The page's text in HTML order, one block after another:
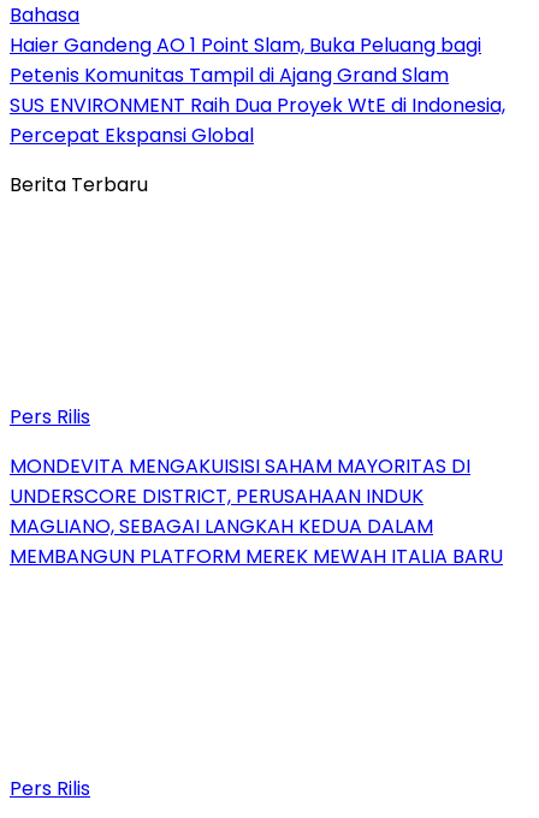
Bahasa
Haier Gandeng AO 1 Point Slam, Buka Peluang bagi
Petenis Komunitas Tampil di Ajang Grand Slam
SUS ENVIRONMENT Raih Dua Proyek WtE di Indonesia,
Percepat Ekspansi Global
Berita Terbaru
Pers Rilis
MONDEVITA MENGAKUISISI SAHAM MAYORITAS DI
UNDERSCORE DISTRICT, PERUSAHAAN INDUK
MAGLIANO, SEBAGAI LANGKAH KEDUA DALAM
MEMBANGUN PLATFORM MEREK MEWAH ITALIA BARU
Pers Rilis